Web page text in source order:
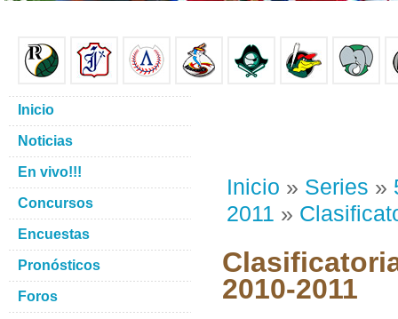
Inicio » Series »
2011 »
2010-2011
Inicio
Noticias
En vivo!!!
Concursos
Encuestas
Pronósticos
Foros